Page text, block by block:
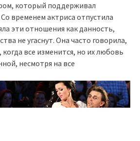
который поддерживал
временем актриса отпустила
эти отношения как данность,
не угаснут. Она часто говорила,
все изменится, но их любовь
несмотря на все